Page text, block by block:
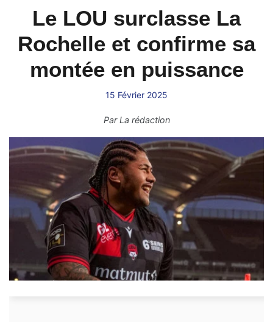
Le LOU surclasse La
Rochelle et confirme sa
montée en puissance
15 Février 2025
ParLa rédaction